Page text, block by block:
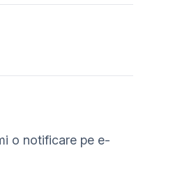
o notificare pe e-